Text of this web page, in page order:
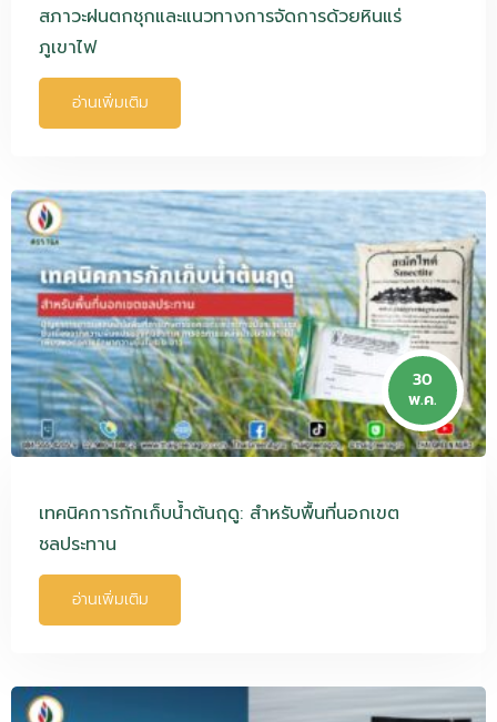
สภาวะฝนตกชุกและแนวทางการจัดการด้วยหินแร่
ภูเขาไฟ
อ่านเพิ่มเติม
30
พ.ค.
เทคนิคการกักเก็บน้ำต้นฤดู: สำหรับพื้นที่นอกเขต
ชลประทาน
อ่านเพิ่มเติม